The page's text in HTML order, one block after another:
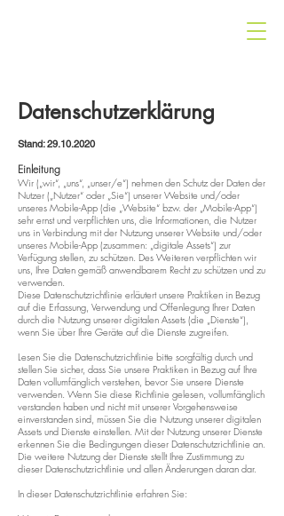
Datenschutzerklärung
Stand:29.10.2020
Einleitung
Wir („wir“, „uns“, „unser/e“) nehmen den Schutz der Daten der
Nutzer („Nutzer“ oder „Sie“) unserer Website und/oder
unseres Mobile-App (die „Website“ bzw. der „Mobile-App“)
sehr ernst und verpflichten uns, die Informationen, die Nutzer
uns in Verbindung mit der Nutzung unserer Website und/oder
unseres Mobile-App (zusammen: „digitale Assets“) zur
Verfügung stellen, zu schützen. Des Weiteren verpflichten wir
uns, Ihre Daten gemäß anwendbarem Recht zu schützen und zu
verwenden.
Diese Datenschutzrichtlinie erläutert unsere Praktiken in Bezug
auf die Erfassung, Verwendung und Offenlegung Ihrer Daten
durch die Nutzung unserer digitalen Assets (die „Dienste“),
wenn Sie über Ihre Geräte auf die Dienste zugreifen.
Lesen Sie die Datenschutzrichtlinie bitte sorgfältig durch und
stellen Sie sicher, dass Sie unsere Praktiken in Bezug auf Ihre
Daten vollumfänglich verstehen, bevor Sie unsere Dienste
verwenden. Wenn Sie diese Richtlinie gelesen, vollumfänglich
verstanden haben und nicht mit unserer Vorgehensweise
einverstanden sind, müssen Sie die Nutzung unserer digitalen
Assets und Dienste einstellen. Mit der Nutzung unserer Dienste
erkennen Sie die Bedingungen dieser Datenschutzrichtlinie an.
Die weitere Nutzung der Dienste stellt Ihre Zustimmung zu
dieser Datenschutzrichtlinie und allen Änderungen daran dar.
In dieser Datenschutzrichtlinie erfahren Sie: